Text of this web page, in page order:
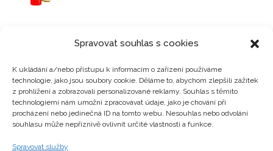
Spravovat souhlas s cookies
K ukládání a/nebo přístupu k informacím o zařízení používáme
technologie, jako jsou soubory cookie. Děláme to, abychom zlepšili zážitek
z prohlížení a zobrazovali personalizované reklamy. Souhlas s těmito
technologiemi nám umožní zpracovávat údaje, jako je chování při
procházení nebo jedinečná ID na tomto webu. Nesouhlas nebo odvolání
souhlasu může nepříznivě ovlivnit určité vlastnosti a funkce.
Spravovat služby
Kategorie produktů
Zajímavosti